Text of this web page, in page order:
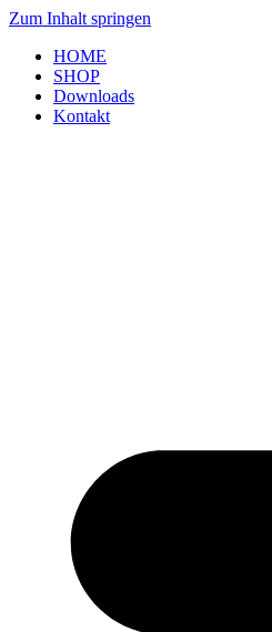
Zum Inhalt springen
HOME
SHOP
Downloads
Kontakt